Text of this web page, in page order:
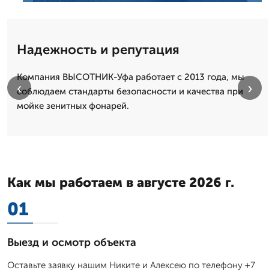
Надежность и репутация
Компания ВЫСОТНИК-Уфа работает с 2013 года, мы
соблюдаем стандарты безопасности и качества при
мойке зенитных фонарей.
‹ ›
Как мы работаем в августе 2026 г.
01
Выезд и осмотр объекта
Оставьте заявку нашим Никите и Алексею по телефону +7